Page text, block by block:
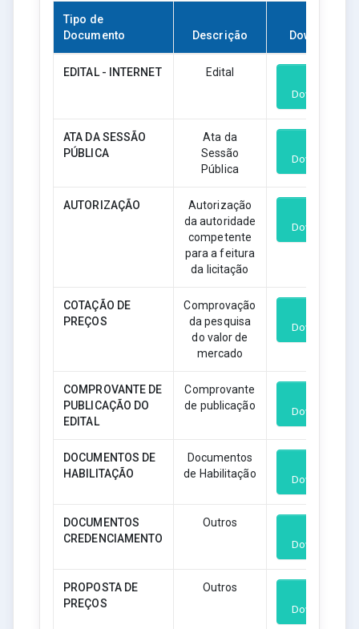
Tipo de
Documento
Descrição Download
EDITAL - INTERNET Edital
Download
ATA DA SESSÃO
PÚBLICA
Ata da
Sessão
Pública
Download
AUTORIZAÇÃO
Autorização
da autoridade
competente
para a feitura
da licitação
Download
COTAÇÃO DE
PREÇOS
Comprovação
da pesquisa
do valor de
mercado
Download
COMPROVANTE DE
PUBLICAÇÃO DO
EDITAL
Comprovante
de publicação
Download
DOCUMENTOS DE
HABILITAÇÃO
Documentos
de Habilitação
Download
DOCUMENTOS
CREDENCIAMENTO
Outros
Download
PROPOSTA DE
PREÇOS
Outros
Download